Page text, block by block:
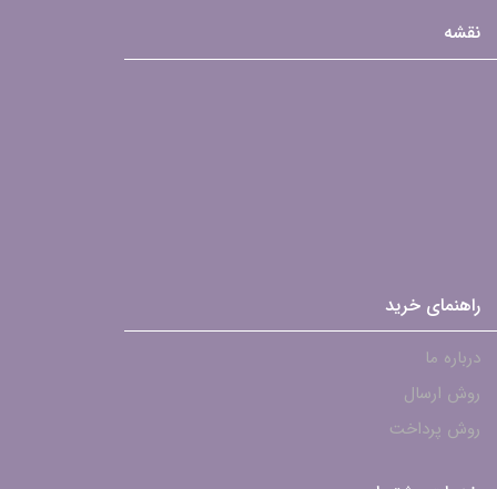
نقشه
راهنمای خرید
درباره ما
روش ارسال
روش پرداخت